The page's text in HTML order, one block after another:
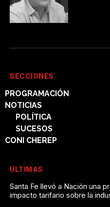
SECCIONES
PROGRAMACIÓN
NOTICIAS
POLÍTICA
SUCESOS
CONI CHEREP
ÚLTIMAS
Santa Fe llevó a Nación una
impacto tarifario sobre la